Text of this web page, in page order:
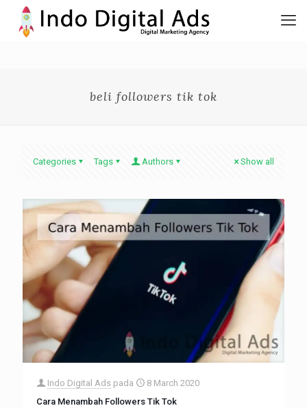
beli followers tik tok
Categories Tags Authors Show all
Indo Digital Ads pada
8 March 2020
Cara Menambah Followers Tik Tok